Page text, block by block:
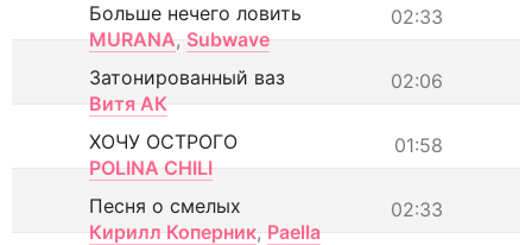
02:33
Больше нечего ловить
MURANA, Subwave
02:06
Затонированный ваз
Витя АК
01:58
ХОЧУ ОСТРОГО
POLINA CHILI
02:33
Песня о смелых
Кирилл Коперник, Paella